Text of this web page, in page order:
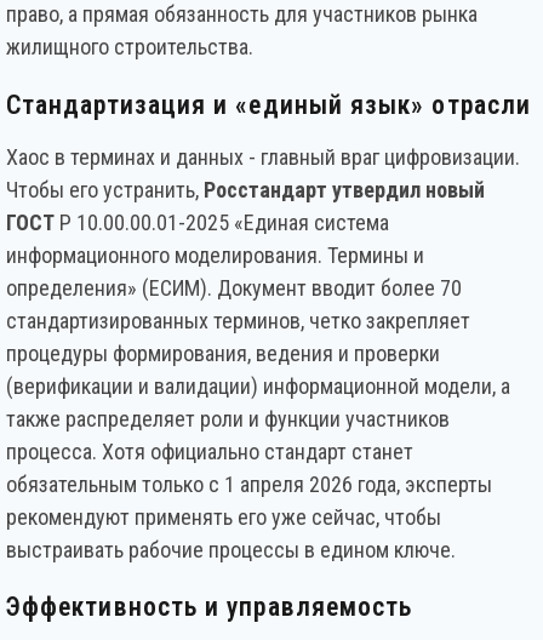
право, а прямая обязанность для участников рынка
жилищного строительства.
Стандартизация и «единый язык» отрасли
Хаос в терминах и данных - главный враг цифровизации.
Чтобы его устранить, Росстандарт утвердил новый
ГОСТ Р 10.00.00.01-2025 «Единая система
информационного моделирования. Термины и
определения» (ЕСИМ). Документ вводит более 70
стандартизированных терминов, четко закрепляет
процедуры формирования, ведения и проверки
(верификации и валидации) информационной модели, а
также распределяет роли и функции участников
процесса. Хотя официально стандарт станет
обязательным только с 1 апреля 2026 года, эксперты
рекомендуют применять его уже сейчас, чтобы
выстраивать рабочие процессы в едином ключе.
Эффективность и управляемость